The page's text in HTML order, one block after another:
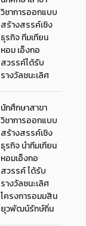
วิชาการออกแบบ
สร้างสรรค์เชิง
ธุรกิจ ทีมเทียน
หอม เอ็งกอ
สวรรค์ได้รับ
รางวัลชนะเลิศ
นักศึกษาสาขา
วิชาการออกแบบ
สร้างสรรค์เชิง
ธุรกิจ นำทีมเทียน
หอมเอ็งกอ
สวรรค์ ได้รับ
รางวัลชนะเลิศ
โครงการอมมสิน
ยุวพัฒน์รักษ์ถิ่น